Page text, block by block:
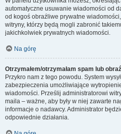
automatyczne usuwanie wiadomości od
od kogoś obraźliwe prywatne
witryny, którzy będą mogli zabronić
jakichkolwiek prywatnych wiadomości.
Na górę
Otrzymałem/otrzymałam spam lub
Przykro nam z tego powodu. System
zabezpieczenia umożliwiające
wiadomości. Prześlij administratorowi
maila – ważne, aby były w niej zawarte
informacje o nadawcy. Administrator
odpowiednie działania.